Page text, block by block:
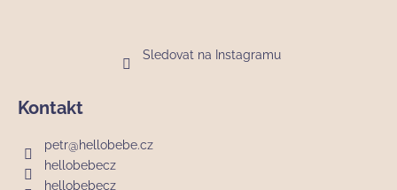
Sledovat na Instagramu
Kontakt
petr@hellobebe.cz
hellobebecz
hellobebecz